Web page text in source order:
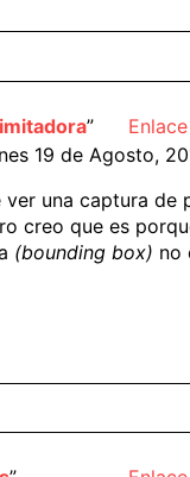
”
19 de Agosto,
ver una captura de
creo que es
(bounding box) no